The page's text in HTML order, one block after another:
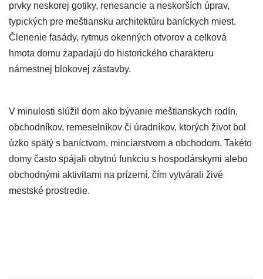
prvky neskorej gotiky, renesancie a neskorších úprav,
typických pre meštiansku architektúru baníckych miest.
Členenie fasády, rytmus okenných otvorov a celková
hmota domu zapadajú do historického charakteru
námestnej blokovej zástavby.
V minulosti slúžil dom ako bývanie meštianskych rodín,
obchodníkov, remeselníkov či úradníkov, ktorých život bol
úzko spätý s baníctvom, minciarstvom a obchodom. Takéto
domy často spájali obytnú funkciu s hospodárskymi alebo
obchodnými aktivitami na prízemí, čím vytvárali živé
mestské prostredie.